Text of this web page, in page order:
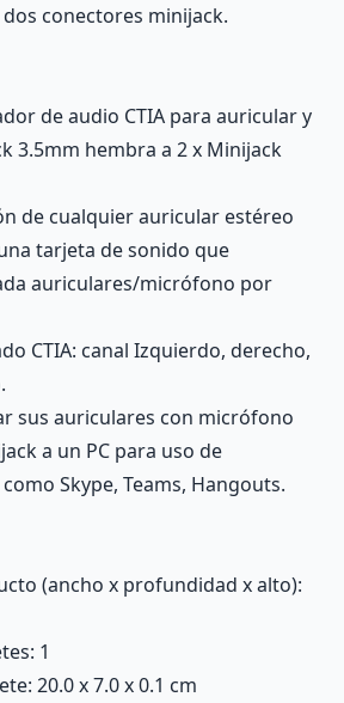
conectores minijack.
de audio CTIA para auricular y
3.5mm hembra a 2 x Minijack
de cualquier auricular estéreo
tarjeta de sonido que
auriculares/micrófono por
CTIA: canal Izquierdo, derecho,
sus auriculares con micrófono
a un PC para uso de
Skype, Teams, Hangouts.
(ancho x profundidad x alto):
1
20.0 x 7.0 x 0.1 cm